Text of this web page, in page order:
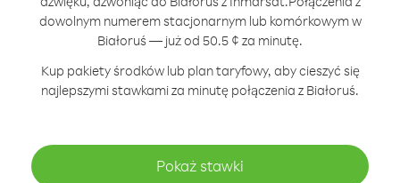
dowolnym numerem stacjonarnym lub komórkowym w
Białoruś — już od 50.5 ¢ za minutę.
Kup pakiety środków lub plan taryfowy, aby cieszyć się
najlepszymi stawkami za minutę połączenia z Białoruś.
Pokaż stawki